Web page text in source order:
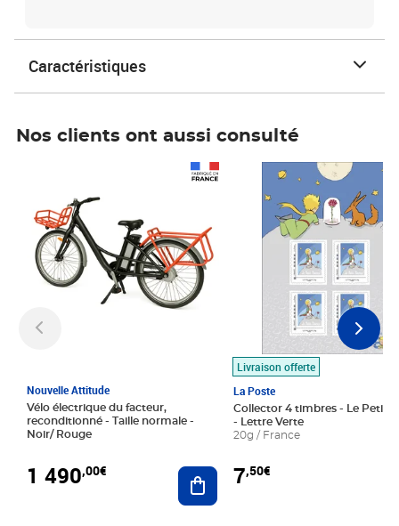
Caractéristiques
Nos clients ont aussi consulté
Nouvelle Attitude
Vélo électrique du facteur,
reconditionné - Taille normale -
Noir/ Rouge
1 490,00€ Ajouter au panier
Livraison offerte
La Poste
Collector 4 timbres - Le Petit
- Lettre Verte
20g / France
7,50€
Prix 7,50€